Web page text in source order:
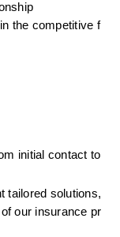
the competitive f
initial contact to
tailored solutions,
our insurance pr